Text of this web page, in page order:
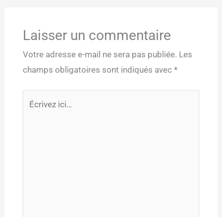
Laisser un commentaire
Votre adresse e-mail ne sera pas publiée. Les
champs obligatoires sont indiqués avec *